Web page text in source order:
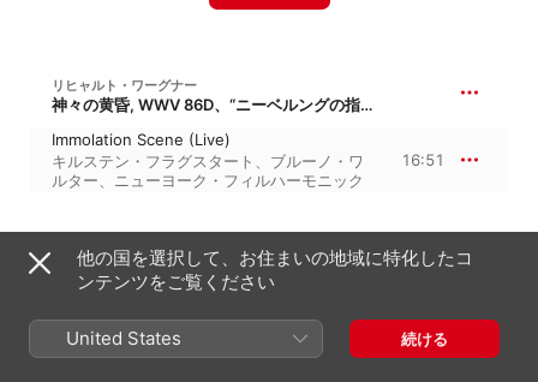
リヒャルト・ワーグナー
神々の黄昏, WWV 86D、“ニーベルングの指環より”
Immolation Scene (Live)
キルステン・フラグスタート 、 ブルーノ・ワ
ルター、 ニューヨーク・フィルハーモニック
16:51
1952年1月1日
1トラック、16分
℗ 1997 New York Philharmonic
レコードレーベル
New York Philharmonic
他の国を選択して、お住まいの地域に特化したコ
ンテンツをご覧ください
United States 続ける